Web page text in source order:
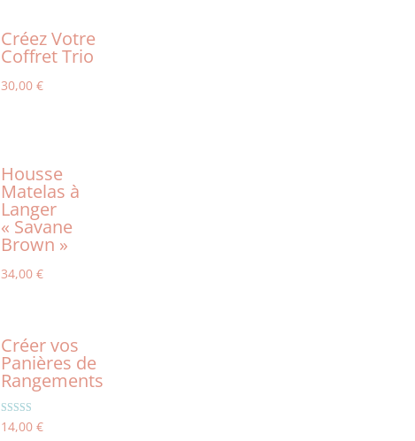
Créez Votre
Coffret Trio
30,00€
Housse
Matelas à
Langer
« Savane
Brown »
34,00€
Créer vos
Panières de
Rangements
Note
5.00
14,00€